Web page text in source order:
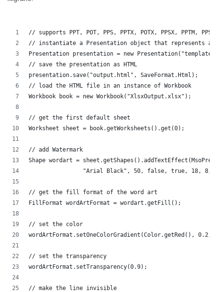
// supports PPT, POT, PPS, PPTX, POTX, PPSX, PPTM,
// instantiate a Presentation object that represents a
Presentation presentation = new
// save the presentation as HTML
presentation.save("output.html", SaveFormat.Html);
// load the HTML file in an instance of Workbook
Workbook book = new Workbook("XlsxOutput.xlsx");
// get the first default sheet
Worksheet sheet = book.getWorksheets().get(0);
// add Watermark
Shape wordart =
"Arial Black", 50, false, true, 18, 8,
// get the fill format of the word art
FillFormat wordArtFormat = wordart.getFill();
// set the color
wordArtFormat.setOneColorGradient(Color.getRed(), 0.2,
// set the transparency
wordArtFormat.setTransparency(0.9);
// make the line invisible